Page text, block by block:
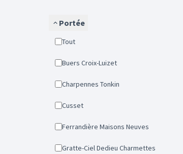
Portée
Tout
Buers Croix-Luizet
Charpennes Tonkin
Cusset
Ferrandière Maisons Neuves
Gratte-Ciel Dedieu Charmettes